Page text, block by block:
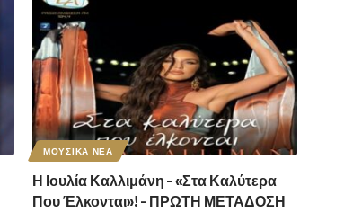
ΜΟΥΣΙΚΑ ΝΕΑ
Η Ιουλία Καλλιμάνη – «Στα Καλύτερα
Που Έλκονται»! – ΠΡΩΤΗ ΜΕΤΑΔΟΣΗ